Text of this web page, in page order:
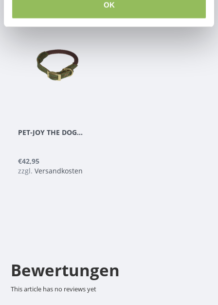
OK
PET-JOY THE DOGGYWALKER HALSBAND BROWN
€42,95
zzgl. Versandkosten
Bewertungen
This article has no reviews yet